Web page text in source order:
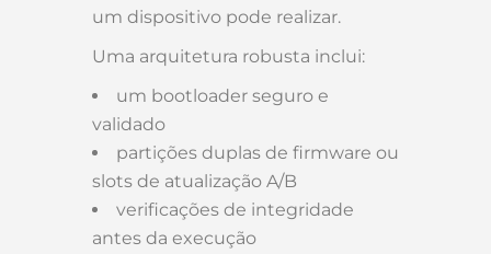
um dispositivo pode realizar.
Uma arquitetura robusta inclui:
um bootloader seguro e
validado
partições duplas de firmware ou
slots de atualização A/B
verificações de integridade
antes da execução